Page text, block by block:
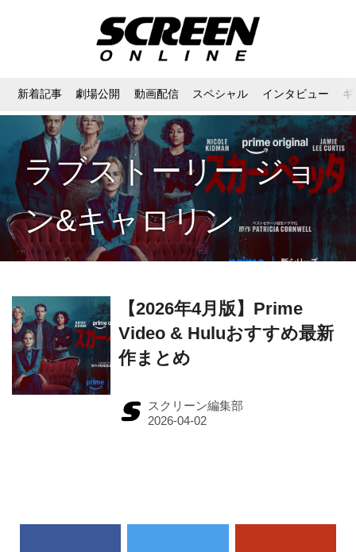
新着記事 劇場公開 動画配信 スペシャル インタビュー
ラブストーリー ジョ
ン&キャロリン
【2026年4月版】Prime
Video & Huluおすすめ最新
作まとめ
スクリーン編集部